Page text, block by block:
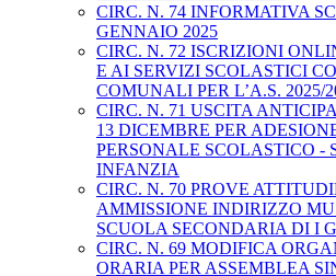
CIRC. N. 74 INFORMATIVA
GENNAIO 2025
CIRC. N. 72 ISCRIZIONI
E AI SERVIZI SCOLASTICI
COMUNALI PER L’A.S. 2025/
CIRC. N. 71 USCITA
13 DICEMBRE PER
PERSONALE SCOLASTICO -
INFANZIA
CIRC. N. 70 PROVE
AMMISSIONE INDIRIZZO
SCUOLA SECONDARIA DI I
CIRC. N. 69 MODIFICA
ORARIA PER ASSEMBLEA